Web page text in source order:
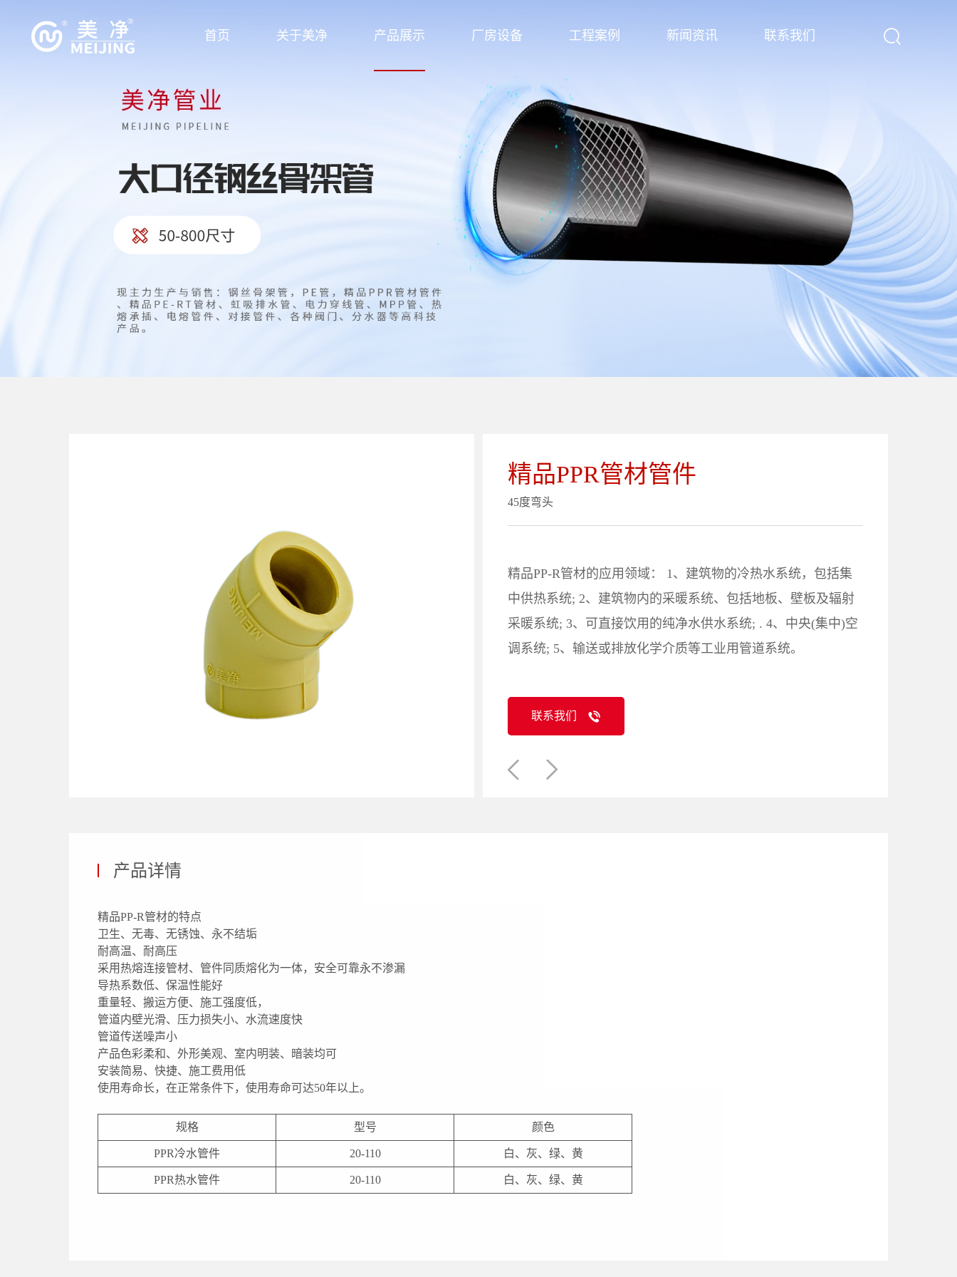
首页 关于美净 产品展示 厂房设备 工程案例 新闻资讯 联系我们
精品PPR管材管件
45度弯头
精品PP-R管材的应用领域： 1、建筑物的冷热水系统，包括集
中供热系统; 2、建筑物内的采暖系统、包括地板、壁板及辐射
采暖系统; 3、可直接饮用的纯净水供水系统; . 4、中央(集中)空
调系统; 5、输送或排放化学介质等工业用管道系统。
联系我们
产品详情
精品PP-R管材的特点
卫生、无毒、无锈蚀、永不结垢
耐高温、耐高压
采用热熔连接管材、管件同质熔化为一体，安全可靠永不渗漏
导热系数低、保温性能好
重量轻、搬运方便、施工强度低，
管道内壁光滑、压力损失小、水流速度快
管道传送噪声小
产品色彩柔和、外形美观、室内明装、暗装均可
安装简易、快捷、施工费用低
使用寿命长，在正常条件下，使用寿命可达50年以上。
规格 型号 颜色
PPR冷水管件 20-110 白、灰、绿、黄
PPR热水管件 20-110 白、灰、绿、黄